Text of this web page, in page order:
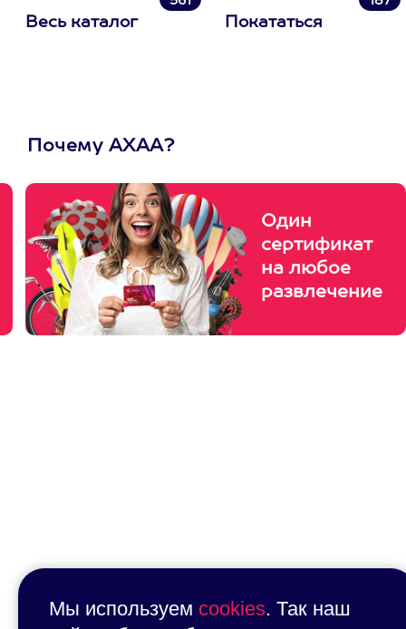
Весь каталог Покататься
Почему АХАА?
Один
сертификат
на любое
развлечение
Мы используем cookies. Так наш